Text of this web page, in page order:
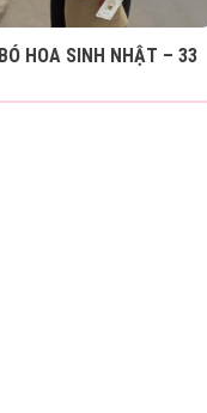
BÓ HOA SINH NHẬT – 33